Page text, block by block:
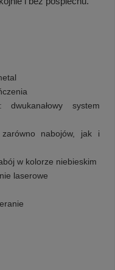
dwukanałowy system
nabojów, jak i
w kolorze niebieskim
laserowe